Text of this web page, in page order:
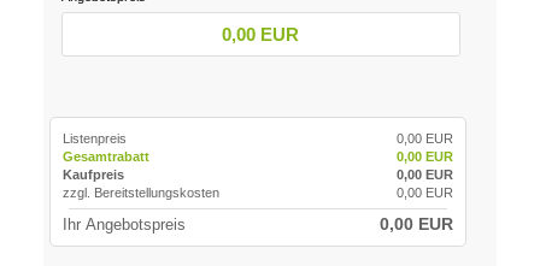
0,00 EUR
Listenpreis
0,00 EUR
Gesamtrabatt
0,00 EUR
Kaufpreis
0,00 EUR
zzgl. Bereitstellungskosten
0,00 EUR
Ihr Angebotspreis 0,00 EUR